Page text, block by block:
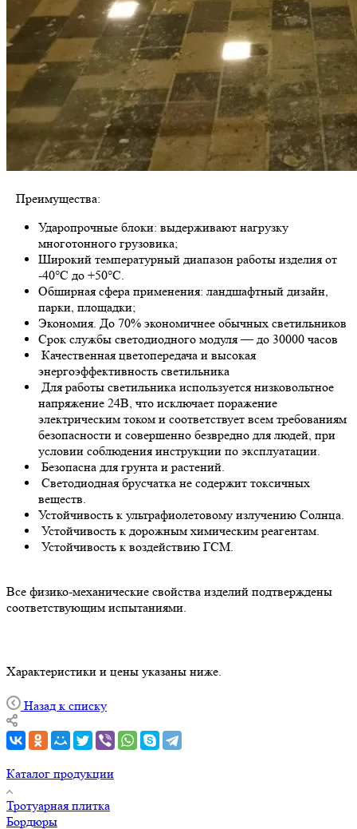
Преимущества:
Ударопрочные блоки: выдерживают нагрузку
многотонного грузовика;
Широкий температурный диапазон работы изделия от
-40°С до +50°С.
Обширная сфера применения: ландшафтный дизайн,
парки, площадки;
Экономия. До 70% экономичнее обычных светильников
Срок службы светодиодного модуля — до 30000 часов
Качественная цветопередача и высокая
энергоэффективность светильника
Для работы светильника используется низковольтное
напряжение 24В, что исключает поражение
электрическим током и соответствует всем требованиям
безопасности и совершенно безвредно для людей, при
условии соблюдения инструкции по эксплуатации.
Безопасна для грунта и растений.
Светодиодная брусчатка не содержит токсичных
веществ.
Устойчивость к ультрафиолетовому излучению Солнца.
Устойчивость к дорожным химическим реагентам.
Устойчивость к воздействию ГСМ.
Все физико-механические свойства изделий подтверждены
соответствующим испытаниями.
Характеристики и цены указаны ниже.
Назад к списку
Каталог продукции
Тротуарная плитка
Бордюры